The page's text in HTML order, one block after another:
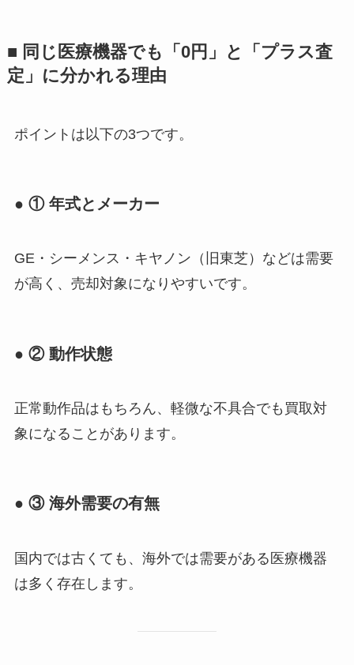
■ 同じ医療機器でも「0円」と「プラス査
定」に分かれる理由
ポイントは以下の3つです。
● ① 年式とメーカー
GE・シーメンス・キヤノン（旧東芝）などは需要
が高く、売却対象になりやすいです。
● ② 動作状態
正常動作品はもちろん、軽微な不具合でも買取対
象になることがあります。
● ③ 海外需要の有無
国内では古くても、海外では需要がある医療機器
は多く存在します。